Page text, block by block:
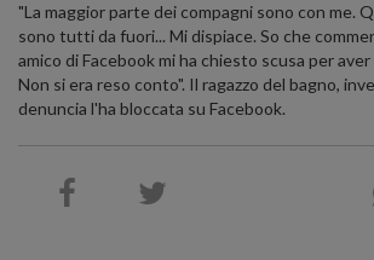
"La maggior parte dei compagni sono con me.
sono tutti da fuori... Mi dispiace. So che
amico di Facebook mi ha chiesto scusa per
Non si era reso conto". Il ragazzo del bagno,
denuncia l'ha bloccata su Facebook.